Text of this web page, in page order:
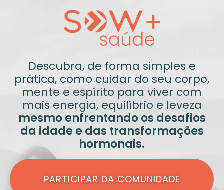
Descubra, de forma simples e
prática, como cuidar do seu corpo,
mente e espírito para viver com
mais energia, equilíbrio e leveza
mesmo enfrentando os desafios
da idade e das transformações
hormonais.
PARTICIPAR DA COMUNIDADE